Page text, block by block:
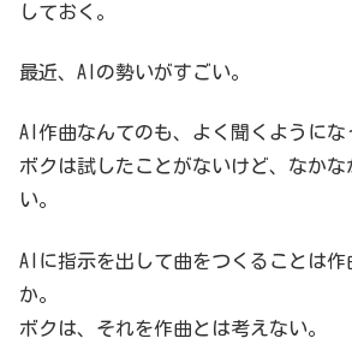
しておく。
最近、AIの勢いがすごい。
AI作曲なんてのも、よく聞くようにな
ボクは試したことがないけど、なか
い。
AIに指示を出して曲をつくることは作
か。
ボクは、それを作曲とは考えない。